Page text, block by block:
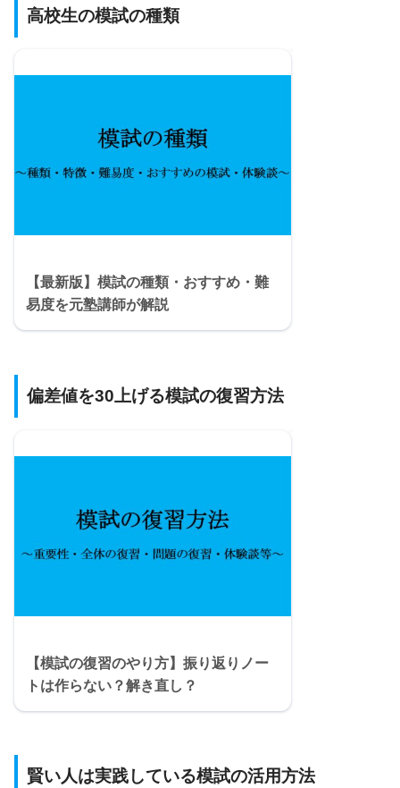
高校生の模試の種類
【最新版】模試の種類・おすすめ・難
易度を元塾講師が解説
偏差値を30上げる模試の復習方法
【模試の復習のやり方】振り返りノー
トは作らない？解き直し？
賢い人は実践している模試の活用方法